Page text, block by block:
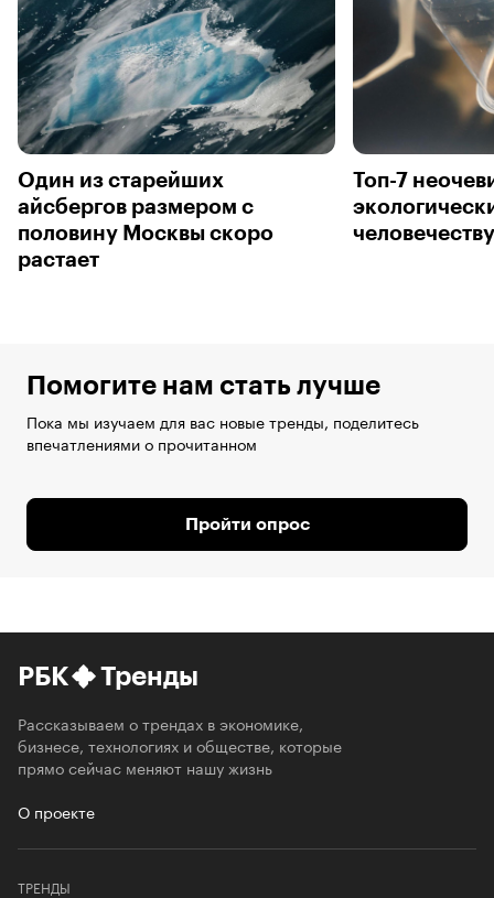
Один из старейших
айсбергов размером с
половину Москвы скоро
растает
Топ-7
человечеству
Помогите нам стать лучше
Пока мы изучаем для вас новые тренды, поделитесь
впечатлениями о прочитанном
Пройти опрос
РБК Тренды
Рассказываем о трендах в экономике,
бизнесе, технологиях и обществе, которые
прямо сейчас меняют нашу жизнь
О проекте
ТРЕНДЫ